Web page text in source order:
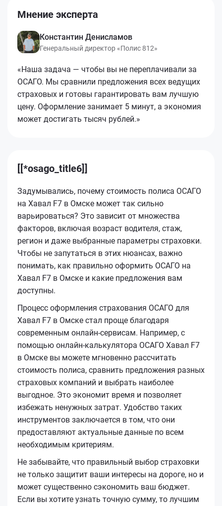
Мнение эксперта
Константин Денисламов
Генеральный директор «Полис 812»
«Наша задача — чтобы вы не переплачивали за
ОСАГО. Мы сравнили предложения всех ведущих
страховых и готовы гарантировать вам лучшую
цену. Оформление занимает 5 минут, а экономия
может достигать тысяч рублей.»
[[*osago_title6]]
Задумывались, почему стоимость полиса ОСАГО
на Хавал F7 в Омске может так сильно
варьироваться? Это зависит от множества
факторов, включая возраст водителя, стаж,
регион и даже выбранные параметры страховки.
Чтобы не запутаться в этих нюансах, важно
понимать, как правильно оформить ОСАГО на
Хавал F7 в Омске и какие предложения вам
доступны.
Процесс оформления страхования ОСАГО для
Хавал F7 в Омске стал проще благодаря
современным онлайн-сервисам. Например, с
помощью онлайн-калькулятора ОСАГО Хавал F7
в Омске вы можете мгновенно рассчитать
стоимость полиса, сравнить предложения разных
страховых компаний и выбрать наиболее
выгодное. Это экономит время и позволяет
избежать ненужных затрат. Удобство таких
инструментов заключается в том, что они
предоставляют актуальные данные по всем
необходимым критериям.
Не забывайте, что правильный выбор страховки
не только защитит ваши интересы на дороге, но и
может существенно сэкономить ваш бюджет.
Если вы хотите узнать точную сумму, то лучшим